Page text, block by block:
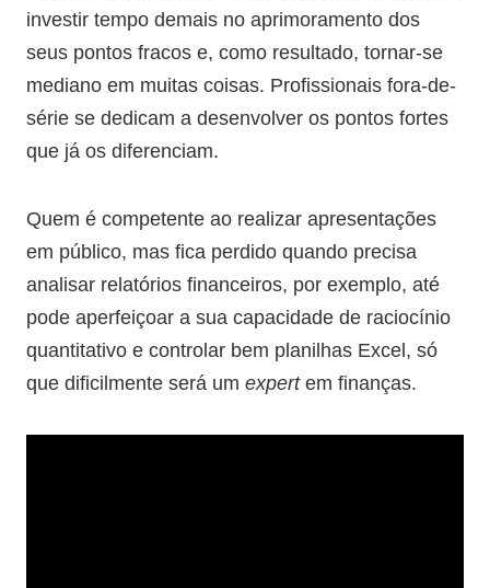
investir tempo demais no aprimoramento dos
seus pontos fracos e, como resultado, tornar-se
mediano em muitas coisas. Profissionais fora-de-
série se dedicam a desenvolver os pontos fortes
que já os diferenciam.
Quem é competente ao realizar apresentações
em público, mas fica perdido quando precisa
analisar relatórios financeiros, por exemplo, até
pode aperfeiçoar a sua capacidade de raciocínio
quantitativo e controlar bem planilhas Excel, só
que dificilmente será um expertem finanças.